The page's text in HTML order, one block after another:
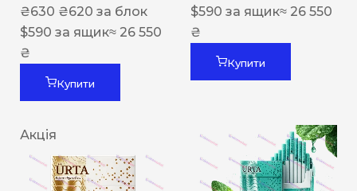
₴630 ₴620 за блок
$590 за ящик≈ 26 550
₴
Купити
$590 за ящик≈ 26 550
₴
Купити
Акція